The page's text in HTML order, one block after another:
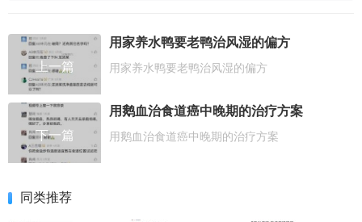
上一篇
用家养水鸭要老鸭治风湿的偏方
用家养水鸭要老鸭治风湿的偏方
下一篇
用鹅血治食道癌中晚期的治疗方案
用鹅血治食道癌中晚期的治疗方案
同类推荐